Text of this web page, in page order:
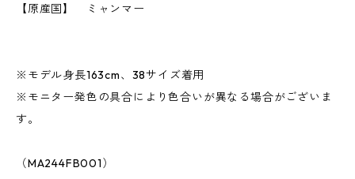
【原産国】 ミャンマー
※モデル身長163cm、38サイズ着用
※モニター発色の具合により色合いが異なる場合がございま
す。
（MA244FB001）